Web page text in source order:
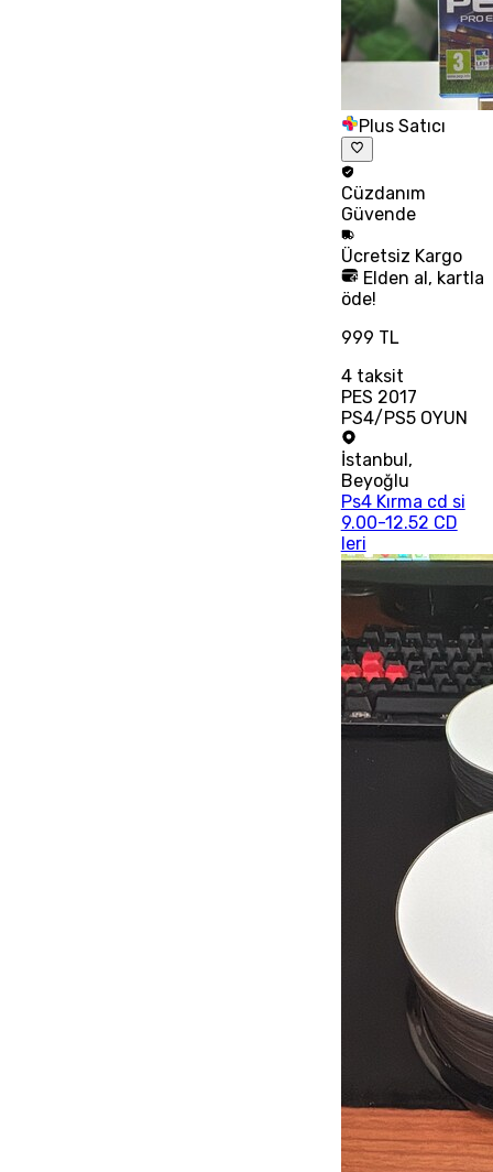
Plus Satıcı
Cüzdanım
Güvende
Ücretsiz Kargo
Elden al, kartla
öde!
999 TL
4taksit
PES 2017
PS4/PS5 OYUN
İstanbul,
Beyoğlu
Ps4 Kırma cd si
9.00-12.52 CD
leri